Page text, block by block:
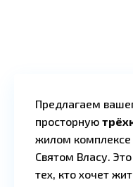
Предлагаем
просторную
жилом комплексе
Святом Власу.
тех, кто хочет